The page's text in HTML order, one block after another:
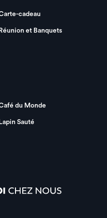
cadeau
Réunion et Banquets
du Monde
Lapin Sauté